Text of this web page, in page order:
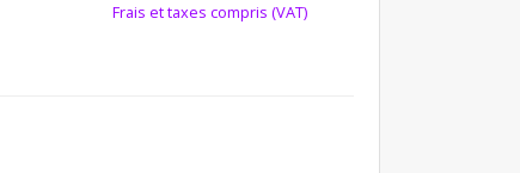
Frais et taxes compris (VAT)